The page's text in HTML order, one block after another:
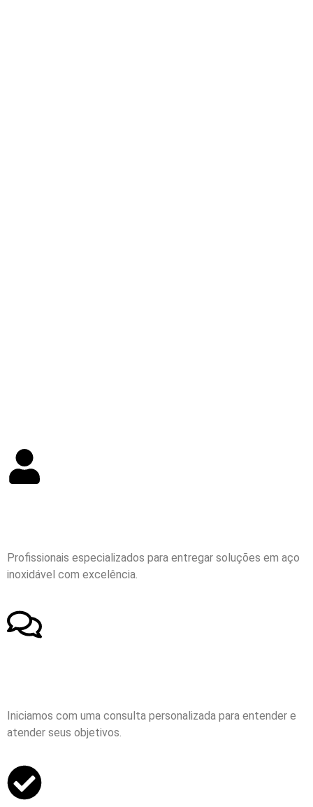
Profissionais especializados para entregar soluções em aço
inoxidável com excelência.
Iniciamos com uma consulta personalizada para entender e
atender seus objetivos.